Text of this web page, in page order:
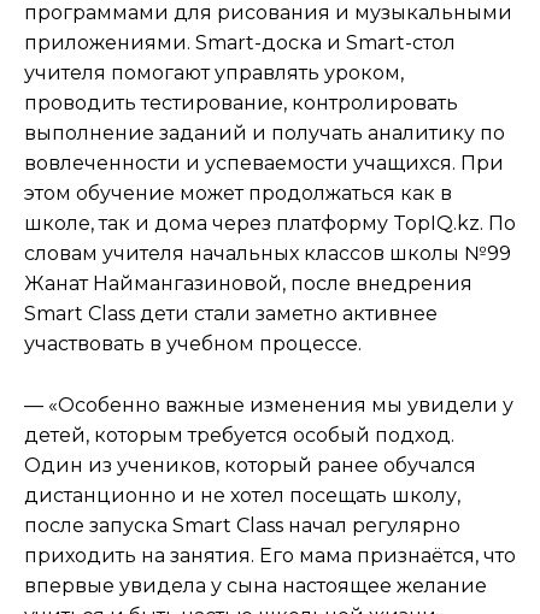
программами для рисования и музыкальными
приложениями. Smart-доска и Smart-стол
учителя помогают управлять уроком,
проводить тестирование, контролировать
выполнение заданий и получать аналитику по
вовлеченности и успеваемости учащихся. При
этом обучение может продолжаться как в
школе, так и дома через платформу TopIQ.kz. По
словам учителя начальных классов школы №99
Жанат Наймангазиновой, после внедрения
Smart Class дети стали заметно активнее
участвовать в учебном процессе.
— «Особенно важные изменения мы увидели у
детей, которым требуется особый подход.
Один из учеников, который ранее обучался
дистанционно и не хотел посещать школу,
после запуска Smart Class начал регулярно
приходить на занятия. Его мама признаётся, что
впервые увидела у сына настоящее желание